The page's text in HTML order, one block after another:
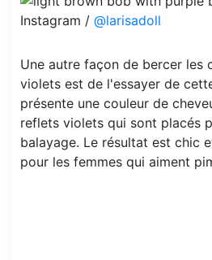
Instagram / @larisadoll
Une autre façon de bercer les
violets est de l'essayer de
présente une couleur de
reflets violets qui sont placés
balayage. Le résultat est chic
pour les femmes qui aiment